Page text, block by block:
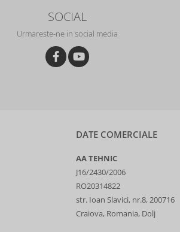
SOCIAL
Urmareste-ne in social media
DATE COMERCIALE
AA TEHNIC
J16/2430/2006
RO20314822
str. Ioan Slavici, nr.8, 200716
Craiova, Romania, Dolj